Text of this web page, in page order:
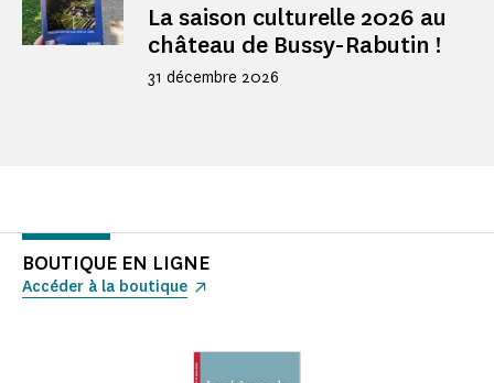
La saison culturelle 2026 au
château de Bussy-Rabutin !
31 décembre 2026
BOUTIQUE EN LIGNE
Accéder à la boutique